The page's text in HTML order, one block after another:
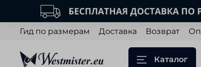
Гид по размерам Доставка Возврат
Каталог